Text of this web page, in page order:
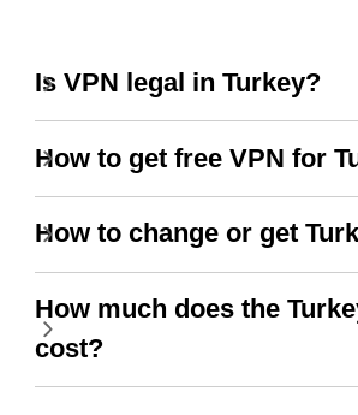
Is VPN legal in Turkey?
How to get free VPN for
How to change or get
How much does the
cost?